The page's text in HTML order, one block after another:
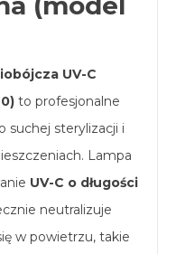
UV-C
to profesjonalne
suchej sterylizacji i
Lampa
UV-C o długości
neutralizuje
w powietrzu, takie